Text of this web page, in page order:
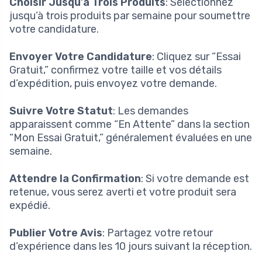
jusqu’à trois produits par semaine pour soumettre
votre candidature.
Envoyer Votre Candidature: Cliquez sur “Essai
Gratuit,” confirmez votre taille et vos détails
d’expédition, puis envoyez votre demande.
Suivre Votre Statut: Les demandes
apparaissent comme “En Attente” dans la section
“Mon Essai Gratuit,” généralement évaluées en une
semaine.
Attendre la Confirmation: Si votre demande est
retenue, vous serez averti et votre produit sera
expédié.
Publier Votre Avis: Partagez votre retour
d’expérience dans les 10 jours suivant la réception.